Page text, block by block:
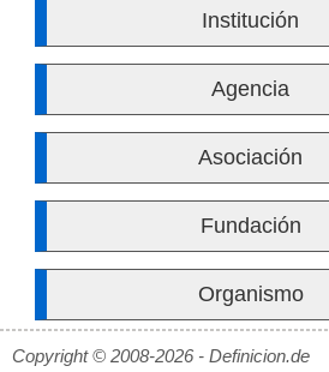
Institución
Agencia
Asociación
Fundación
Organismo
Copyright © 2008-2026 - Definicion.de